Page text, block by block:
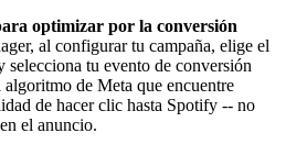
optimizar por la conversión
al configurar tu campaña, elige el
tu evento de conversión
de Meta que encuentre
de hacer clic hasta Spotify -- no
el anuncio.